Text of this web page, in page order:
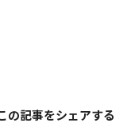
の記事をシェアする